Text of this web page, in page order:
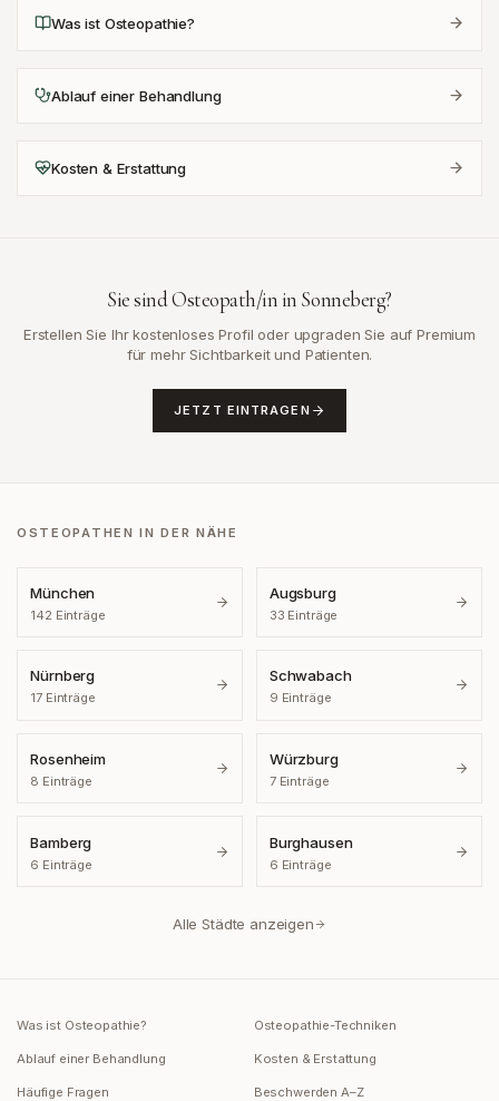
Was ist Osteopathie?
Ablauf einer Behandlung
Kosten & Erstattung
Sie sind Osteopath/in in Sonneberg?
Erstellen Sie Ihr kostenloses Profil oder upgraden Sie auf Premium
für mehr Sichtbarkeit und Patienten.
JETZT EINTRAGEN
OSTEOPATHEN IN DER NÄHE
München
142 Einträge
Augsburg
33 Einträge
Nürnberg
17Einträge
Schwabach
9 Einträge
Rosenheim
8 Einträge
Würzburg
7Einträge
Bamberg
6 Einträge
Burghausen
6 Einträge
Alle Städte anzeigen
Was ist Osteopathie? Osteopathie-Techniken
Ablauf einer Behandlung Kosten & Erstattung
Häufige Fragen Beschwerden A–Z